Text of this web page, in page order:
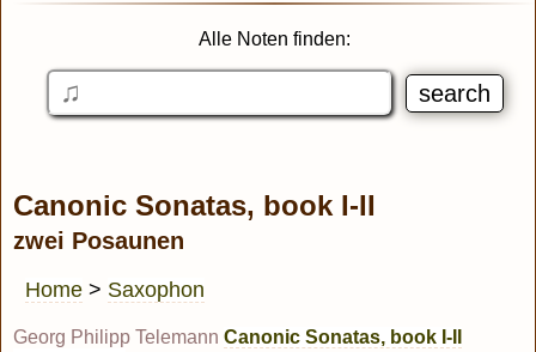
Alle Noten finden:
Canonic Sonatas, book I-II
zwei Posaunen
Home > Saxophon
Georg Philipp Telemann Canonic Sonatas, book I-II